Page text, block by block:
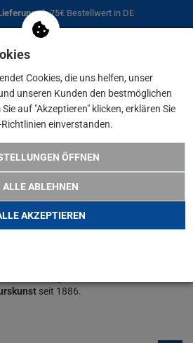
ab 75€ Bestellwert in DE
der
Serie oder blaue Professional-Linie –
und Gartengeräte
seit 1886.
Cookies, die uns helfen, unser
unseren Kunden den bestmöglichen
auf "Akzeptieren" klicken, erklären Sie
einverstanden.
ÖFFNEN
ALLE ABLEHNEN
AKZEPTIEREN